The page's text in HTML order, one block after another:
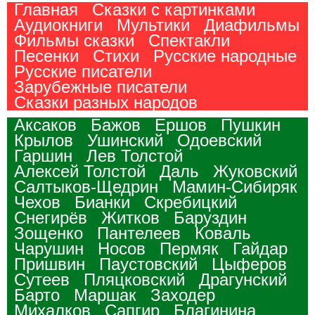
Главная
Сказки с картинками
Аудиокниги
Мультики
Диафильмы
Фильмы сказки
Спектакли
Песенки
Стихи
Русские народные
Русские писатели
Зарубежные писатели
Сказки разных народов
Аксаков
Бажов Ершов
Пушкин
Крылов
Ушинский
Одоевский
Гаршин
Лев Толстой
Алексей Толстой
Даль
Жуковский
Салтыков-Щедрин
Мамин-Сибиряк
Чехов
Бианки
Скребицкий
Снегирёв
Житков
Баруздин
Зощенко
Пантелеев
Коваль
Чарушин
Носов Пермяк
Гайдар
Пришвин
Паустовский
Цыферов
Сутеев
Пляцковский
Драгунский
Барто
Маршак
Заходер
Михалков
Сапгир Благинина